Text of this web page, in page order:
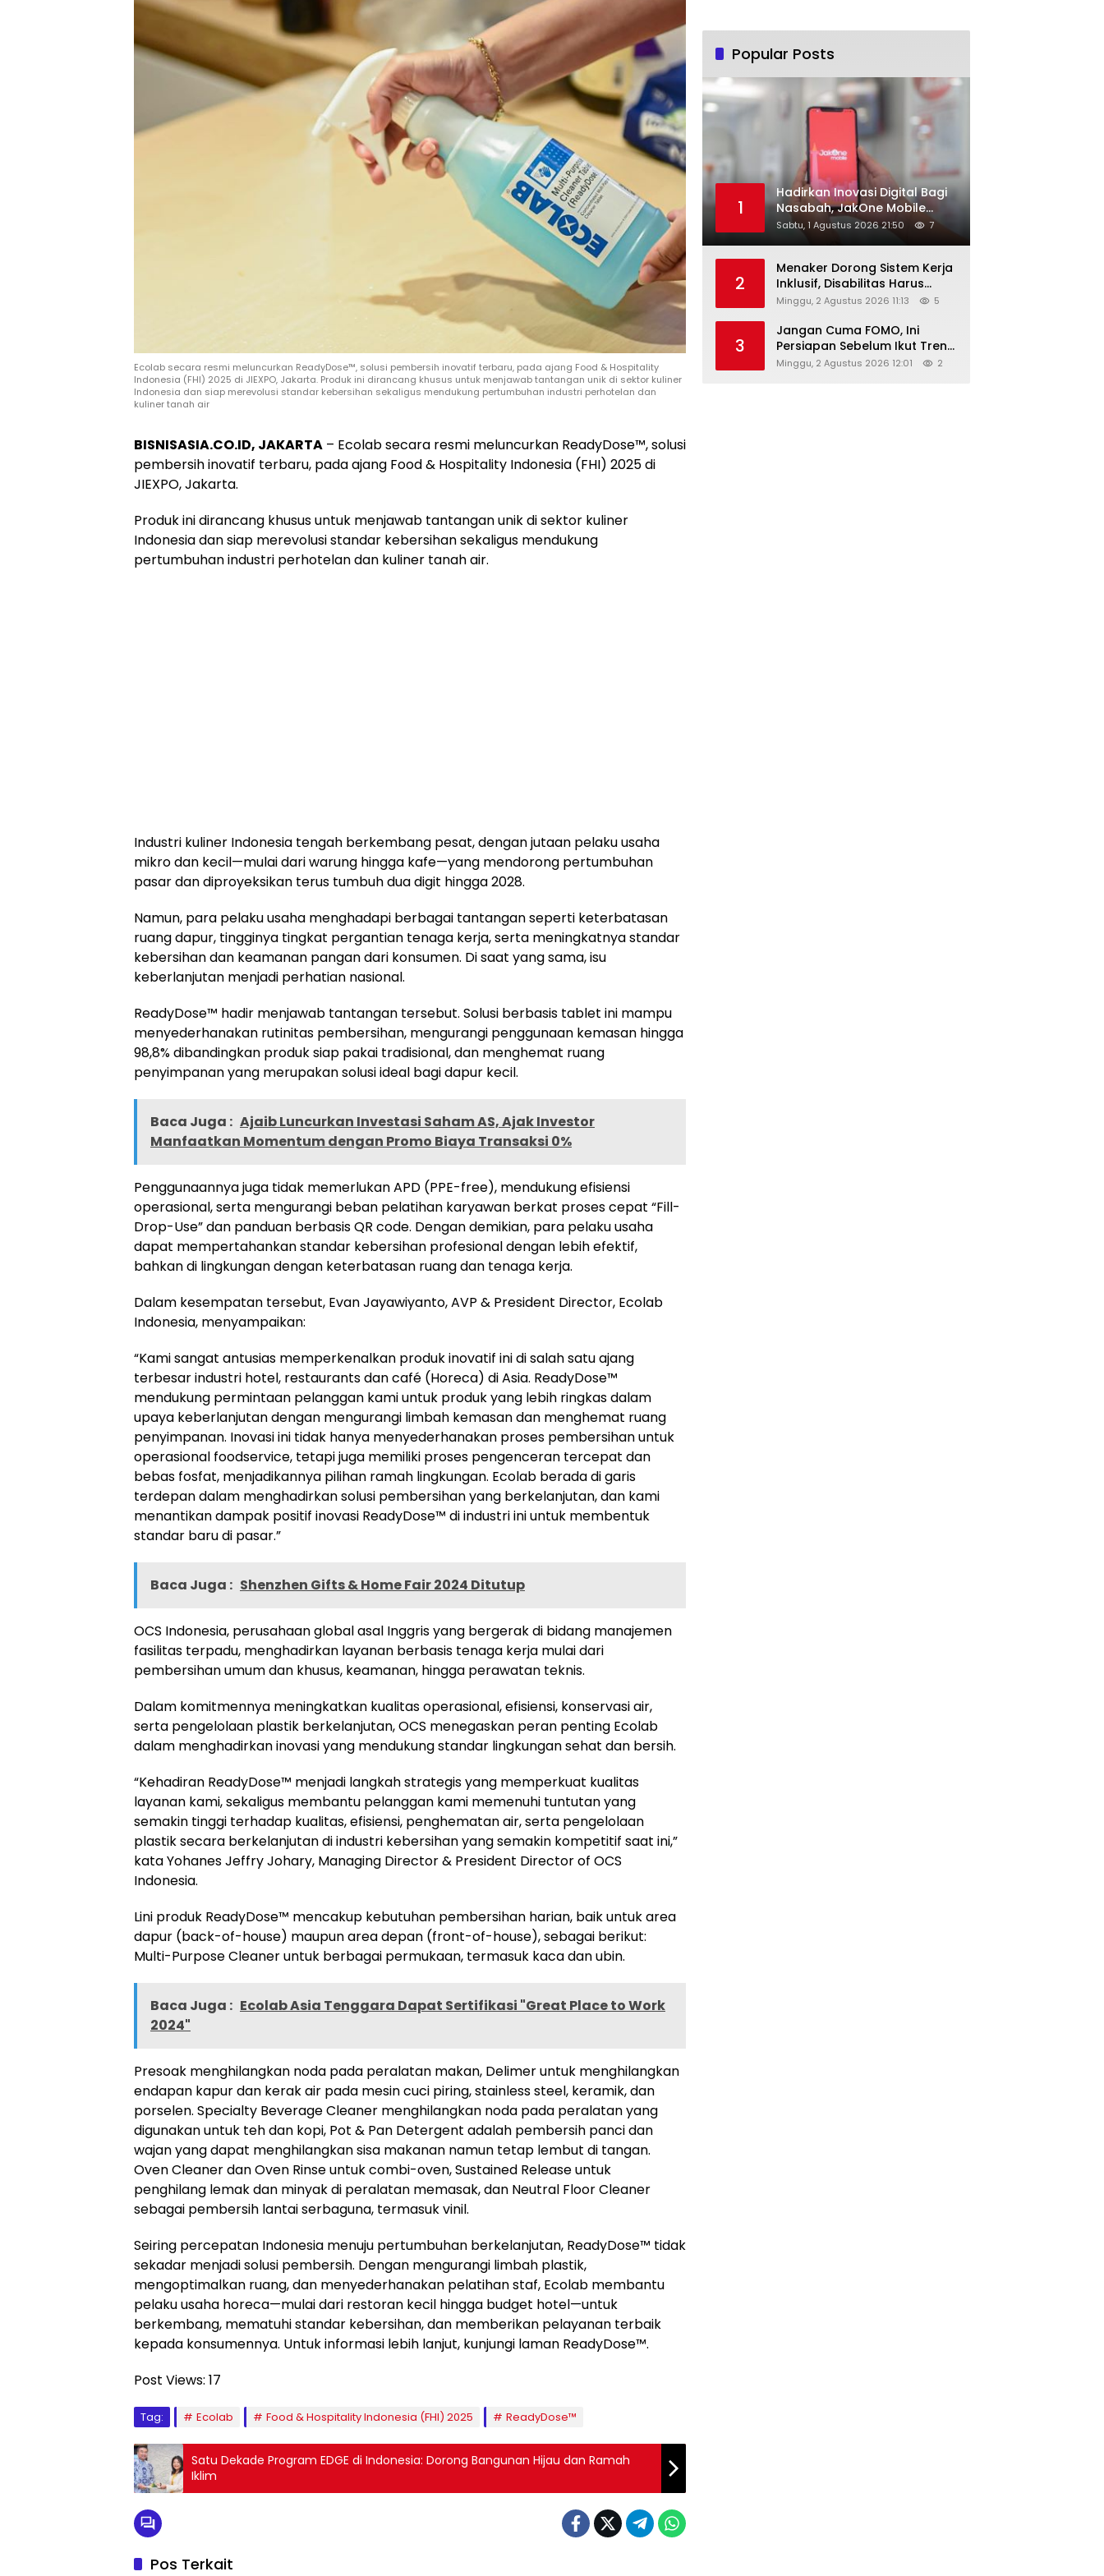
Ecolab secara resmi meluncurkan ReadyDose™, solusi pembersih inovatif terbaru, pada ajang Food & Hospitality
Indonesia (FHI) 2025 di JIEXPO, Jakarta. Produk ini dirancang khusus untuk menjawab tantangan unik di sektor kuliner
Indonesia dan siap merevolusi standar kebersihan sekaligus mendukung pertumbuhan industri perhotelan dan
kuliner tanah air
BISNISASIA.CO.ID, JAKARTA – Ecolab secara resmi meluncurkan ReadyDose™, solusi
pembersih inovatif terbaru, pada ajang Food & Hospitality Indonesia (FHI) 2025 di
JIEXPO, Jakarta.
Produk ini dirancang khusus untuk menjawab tantangan unik di sektor kuliner
Indonesia dan siap merevolusi standar kebersihan sekaligus mendukung
pertumbuhan industri perhotelan dan kuliner tanah air.
Industri kuliner Indonesia tengah berkembang pesat, dengan jutaan pelaku usaha
mikro dan kecil—mulai dari warung hingga kafe—yang mendorong pertumbuhan
pasar dan diproyeksikan terus tumbuh dua digit hingga 2028.
Namun, para pelaku usaha menghadapi berbagai tantangan seperti keterbatasan
ruang dapur, tingginya tingkat pergantian tenaga kerja, serta meningkatnya standar
kebersihan dan keamanan pangan dari konsumen. Di saat yang sama, isu
keberlanjutan menjadi perhatian nasional.
ReadyDose™ hadir menjawab tantangan tersebut. Solusi berbasis tablet ini mampu
menyederhanakan rutinitas pembersihan, mengurangi penggunaan kemasan hingga
98,8% dibandingkan produk siap pakai tradisional, dan menghemat ruang
penyimpanan yang merupakan solusi ideal bagi dapur kecil.
Baca Juga : Ajaib Luncurkan Investasi Saham AS, Ajak Investor
Manfaatkan Momentum dengan Promo Biaya Transaksi 0%
Penggunaannya juga tidak memerlukan APD (PPE-free), mendukung efisiensi
operasional, serta mengurangi beban pelatihan karyawan berkat proses cepat “Fill-
Drop-Use” dan panduan berbasis QR code. Dengan demikian, para pelaku usaha
dapat mempertahankan standar kebersihan profesional dengan lebih efektif,
bahkan di lingkungan dengan keterbatasan ruang dan tenaga kerja.
Dalam kesempatan tersebut, Evan Jayawiyanto, AVP & President Director, Ecolab
Indonesia, menyampaikan:
“Kami sangat antusias memperkenalkan produk inovatif ini di salah satu ajang
terbesar industri hotel, restaurants dan café (Horeca) di Asia. ReadyDose™
mendukung permintaan pelanggan kami untuk produk yang lebih ringkas dalam
upaya keberlanjutan dengan mengurangi limbah kemasan dan menghemat ruang
penyimpanan. Inovasi ini tidak hanya menyederhanakan proses pembersihan untuk
operasional foodservice, tetapi juga memiliki proses pengenceran tercepat dan
bebas fosfat, menjadikannya pilihan ramah lingkungan. Ecolab berada di garis
terdepan dalam menghadirkan solusi pembersihan yang berkelanjutan, dan kami
menantikan dampak positif inovasi ReadyDose™ di industri ini untuk membentuk
standar baru di pasar.”
Baca Juga : Shenzhen Gifts & Home Fair 2024 Ditutup
OCS Indonesia, perusahaan global asal Inggris yang bergerak di bidang manajemen
fasilitas terpadu, menghadirkan layanan berbasis tenaga kerja mulai dari
pembersihan umum dan khusus, keamanan, hingga perawatan teknis.
Dalam komitmennya meningkatkan kualitas operasional, efisiensi, konservasi air,
serta pengelolaan plastik berkelanjutan, OCS menegaskan peran penting Ecolab
dalam menghadirkan inovasi yang mendukung standar lingkungan sehat dan bersih.
“Kehadiran ReadyDose™ menjadi langkah strategis yang memperkuat kualitas
layanan kami, sekaligus membantu pelanggan kami memenuhi tuntutan yang
semakin tinggi terhadap kualitas, efisiensi, penghematan air, serta pengelolaan
plastik secara berkelanjutan di industri kebersihan yang semakin kompetitif saat ini,”
kata Yohanes Jeffry Johary, Managing Director & President Director of OCS
Indonesia.
Lini produk ReadyDose™ mencakup kebutuhan pembersihan harian, baik untuk area
dapur (back-of-house) maupun area depan (front-of-house), sebagai berikut:
Multi-Purpose Cleaner untuk berbagai permukaan, termasuk kaca dan ubin.
Baca Juga : Ecolab Asia Tenggara Dapat Sertifikasi "Great Place to Work
2024"
Presoak menghilangkan noda pada peralatan makan, Delimer untuk menghilangkan
endapan kapur dan kerak air pada mesin cuci piring, stainless steel, keramik, dan
porselen. Specialty Beverage Cleaner menghilangkan noda pada peralatan yang
digunakan untuk teh dan kopi, Pot & Pan Detergent adalah pembersih panci dan
wajan yang dapat menghilangkan sisa makanan namun tetap lembut di tangan.
Oven Cleaner dan Oven Rinse untuk combi-oven, Sustained Release untuk
penghilang lemak dan minyak di peralatan memasak, dan Neutral Floor Cleaner
sebagai pembersih lantai serbaguna, termasuk vinil.
Seiring percepatan Indonesia menuju pertumbuhan berkelanjutan, ReadyDose™ tidak
sekadar menjadi solusi pembersih. Dengan mengurangi limbah plastik,
mengoptimalkan ruang, dan menyederhanakan pelatihan staf, Ecolab membantu
pelaku usaha horeca—mulai dari restoran kecil hingga budget hotel—untuk
berkembang, mematuhi standar kebersihan, dan memberikan pelayanan terbaik
kepada konsumennya. Untuk informasi lebih lanjut, kunjungi laman ReadyDose™.
Post Views: 17
Tag: Ecolab Food & Hospitality Indonesia (FHI) 2025 ReadyDose™
Satu Dekade Program EDGE di Indonesia: Dorong Bangunan Hijau dan Ramah
Iklim
Pos Terkait
Popular Posts
1
Hadirkan Inovasi Digital Bagi
Nasabah, JakOne Mobile
Antar Bank Jakarta Sukses
Raih Digital Excellence
Sabtu, 1 Agustus 2026 21:50 7
2
Menaker Dorong Sistem Kerja
Inklusif, Disabilitas Harus
Dapat Kesempatan Setara
Minggu, 2 Agustus 2026 11:13 5
3
Jangan Cuma FOMO, Ini
Persiapan Sebelum Ikut Tren
Hyrox
Minggu, 2 Agustus 2026 12:01 2